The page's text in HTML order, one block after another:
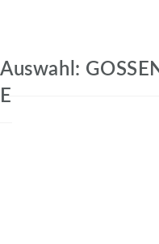
Auswahl:
E